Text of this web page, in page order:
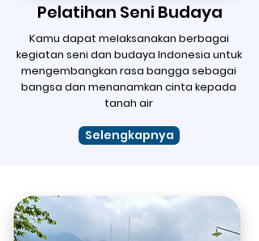
Pelatihan Seni Budaya
Kamu dapat melaksanakan berbagai
kegiatan seni dan budaya Indonesia untuk
mengembangkan rasa bangga sebagai
bangsa dan menanamkan cinta kepada
tanah air
Selengkapnya